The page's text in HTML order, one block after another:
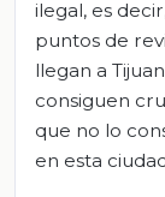
ilegal, es
puntos de
llegan a
consiguen
que no lo
en esta